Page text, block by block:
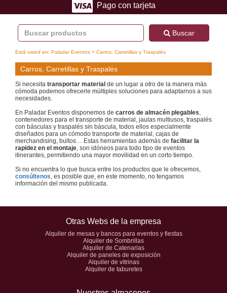
Pago con tarjeta
Buscar
Está usted en: Paladar Eventos > Carros, Carretillas y Traspalés
Carros, Carretillas y Traspalés
Si necesita transportar material de un lugar a otro de la manera más
cómoda podemos ofrecerle múltiples soluciones para adaptarnos a sus
necesidades.
En Paladar Eventos disponemos de carros de almacén plegables
contenedores para el transporte de material, jaulas multiusos, traspalés
con básculas y traspalés sin báscula, todos ellos especialmente
diseñados para un cómodo transporte de material, cajas de
merchandising, bultos… Estas herramientas además de facilitar la
rapidez en el montaje , son idóneos para todo tipo de eventos
itinerantes, permitiendo una mayor movilidad en un corto tiempo.
Si no encuentra lo que busca entre los productos que le ofrecemos,
consúltenos , es posible que, en este momento, no tengamos
información del mismo publicada.
Otras Webs de la empresa
Alquiler de mesas y bancos para eventos y fiestas
Alquiler de Sombrillas
Alquiler de Catenarias
Alquiler de paneles de exposición
Alquiler de vitrinas
Alquiler de taburetes